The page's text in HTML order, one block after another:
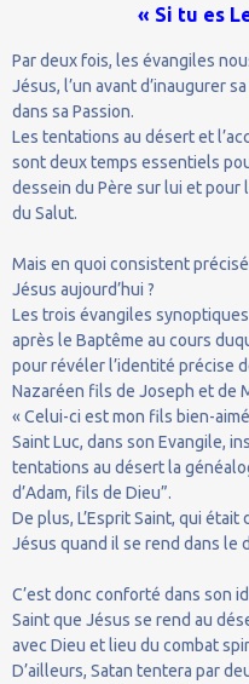
« Si tu es
Par deux fois, les évangiles
Jésus, l’un avant d’inaugurer
dans sa Passion.
Les tentations au désert et
sont deux temps essentiels
dessein du Père sur lui et pour
du Salut.
Mais en quoi consistent
Jésus aujourd’hui ?
Les trois évangiles
après le Baptême au cours
pour révéler l’identité précise
Nazaréen fils de Joseph et de
« Celui-ci est mon fils bien-
Saint Luc, dans son Evangile,
tentations au désert la
d’Adam, fils de Dieu”.
De plus, L’Esprit Saint, qui
Jésus quand il se rend dans le
C’est donc conforté dans son
Saint que Jésus se rend au
avec Dieu et lieu du combat
D’ailleurs, Satan tentera par